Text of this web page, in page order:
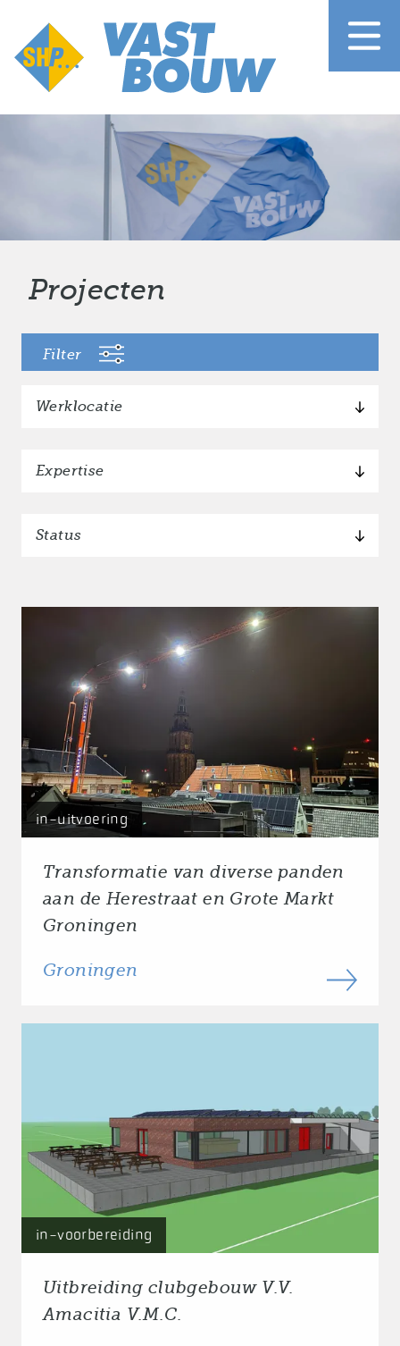
Projecten
Filter
Werklocatie
Expertise
Status
in-uitvoering
Transformatie van diverse panden
aan de Herestraat en Grote Markt
Groningen
Groningen
in-voorbereiding
Uitbreiding clubgebouw V.V.
Amacitia V.M.C.